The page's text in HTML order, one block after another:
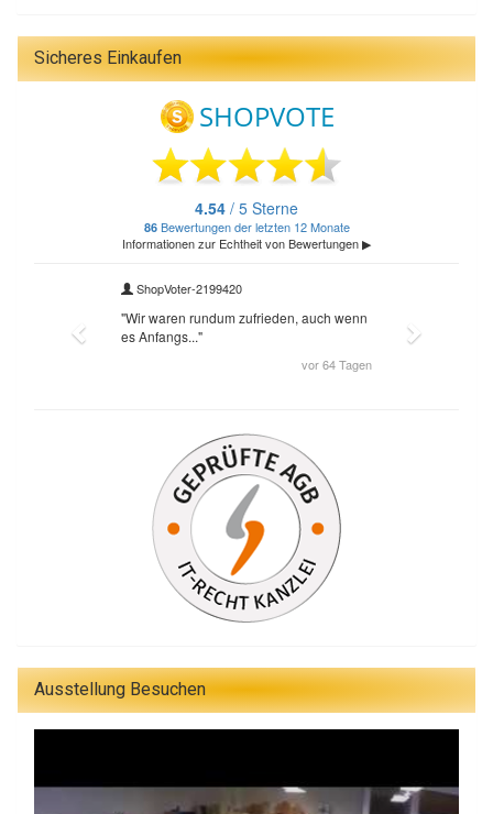
Sicheres Einkaufen
Ausstellung Besuchen